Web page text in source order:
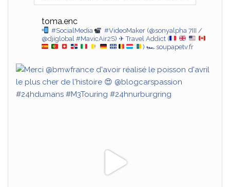
toma.enc
#SocialMedia
#VideoMaker (@sonyalpha 7III /
@djiglobal #MavicAir2S) ✈ Travel Addict (
) 🏎 soupapetv.fr